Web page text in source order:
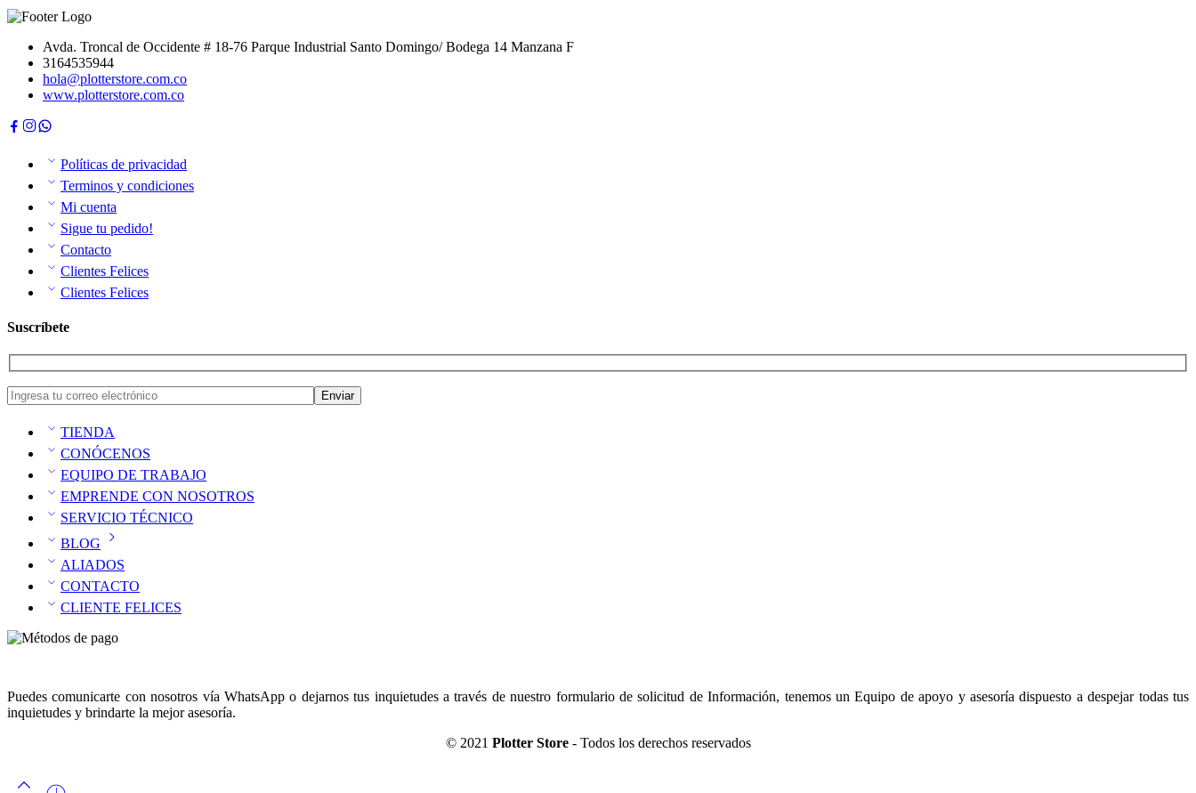
Avda. Troncal de Occidente # 18-76 Parque Industrial Santo Domingo/ Bodega 14 Manzana F
3164535944
hola@plotterstore.com.co
www.plotterstore.com.co
Políticas de privacidad
Terminos y condiciones
Mi cuenta
Sigue tu pedido!
Contacto
Clientes Felices
Clientes Felices
Suscríbete
TIENDA
CONÓCENOS
EQUIPO DE TRABAJO
EMPRENDE CON NOSOTROS
SERVICIO TÉCNICO
BLOG
ALIADOS
CONTACTO
CLIENTE FELICES
Puedes comunicarte con nosotros vía WhatsApp o dejarnos tus inquietudes a través de nuestro formulario de solicitud de Información, tenemos un Equipo de apoyo y asesoría dispuesto a despejar todas tus
inquietudes y brindarte la mejor asesoría.
© 2021 Plotter Store- Todos los derechos reservados